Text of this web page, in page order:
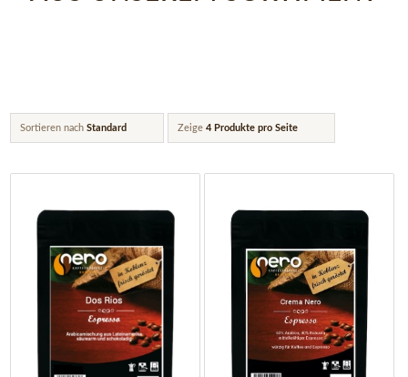
Sortieren nachStandard Zeige4 Produkte pro Seite